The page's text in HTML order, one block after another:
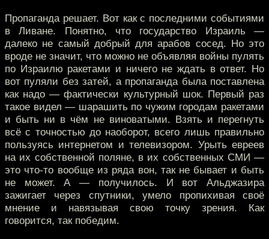
Пропаганда решает. Вот как с последними событиями
в Ливане. Понятно, что государство Израиль —
далеко не самый добрый для арабов сосед. Но это
вроде не значит, что можно не объявляя войны пулять
по Израилю ракетами и ничего не ждать в ответ. Но
вот пуляли без затей, а пропаганда была поставлена
как надо — фактически культурный шок. Первый раз
такое видел — шарашить по чужим городам ракетами
и быть ни в чём не виноватыми. Взять и перегнуть
всё с точностью до наоборот, всего лишь правильно
пользуясь интернетом и телевизором. Урыть евреев
на их собственной поляне, в их собственных СМИ —
это что-то вообще из ряда вон, так не бывает и быть
не может. А — получилось. И вот Альджазира
зажигает через спутники, умело пропихивая своё
мнение и навязывая свою точку зрения. Как
говорится, так победим.